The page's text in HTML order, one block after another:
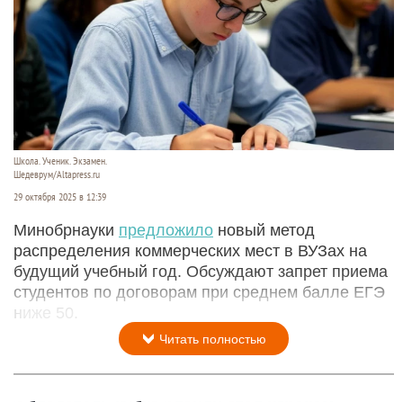
Школа. Ученик. Экзамен.
Шедеврум/Altapress.ru
29 октября 2025 в 12:39
Минобрнауки предложило новый метод
распределения коммерческих мест в ВУЗах на
будущий учебный год. Обсуждают запрет приема
студентов по договорам при среднем балле ЕГЭ
ниже 50.
Читать полностью